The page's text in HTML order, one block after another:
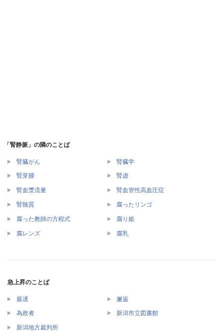
「腎静脈」の隣のことば
腎臓がん 腎臓学
腎芽腫 腎虚
腎血漿流量 腎血管性高血圧症
腎髄質 腐ったリンゴ
腐った教師の方程式 腐り姫
腐レンズ 腐乳
急上昇のことば
最遅 邂逅
為政者 新潟市立図書館
新潟地方裁判所